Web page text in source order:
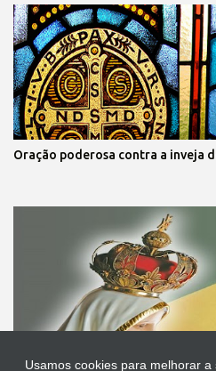
Usamos cookies para melhorar a
Oração poderosa contra a inveja
Cerimônia com o Presidente da